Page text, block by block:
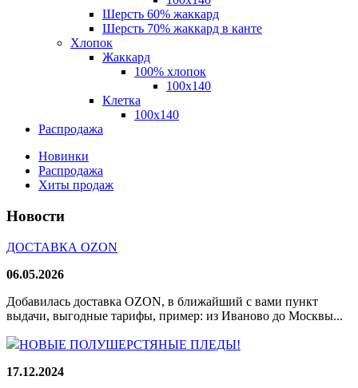
Шерсть 60% жаккард
Шерсть 70% жаккард в канте
Хлопок
Жаккард
100% хлопок
100x140
Клетка
100х140
Распродажа
Новинки
Распродажа
Хиты продаж
Новости
ДОСТАВКА OZON
06.05.2026
Добавилась доставка OZON, в ближайший с вами пункт
выдачи, выгодные тарифы, пример: из Иваново до Москвы...
НОВЫЕ ПОЛУШЕРСТЯНЫЕ ПЛЕДЫ!
17.12.2024